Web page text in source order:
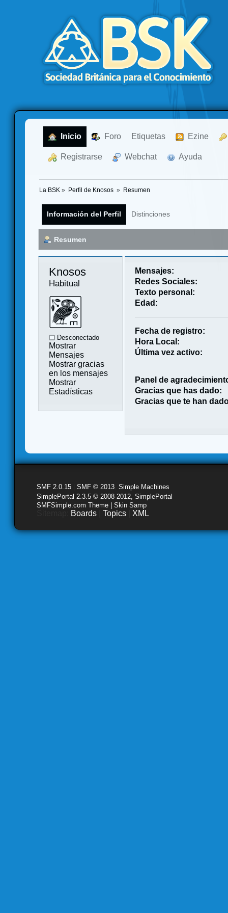
Inicio Foro Etiquetas Ezine
Registrarse Webchat Ayuda
La BSK » Perfil de Knosos » Resumen
Información del Perfil Distinciones
Resumen
Knosos
Habitual
Desconectado
Mostrar
Mensajes
Mostrar gracias
en los mensajes
Mostrar
Estadísticas
Mensajes:
Redes Sociales:
Texto personal:
Edad:
Fecha de registro:
Hora Local:
Última vez activo:
Panel de
Gracias que has dado:
Gracias que te han
SMF 2.0.15 SMF © 2013 Simple Machines
SimplePortal 2.3.5 © 2008-2012, SimplePortal
SMFSimple.com Theme | Skin Samp
Boards Topics XML